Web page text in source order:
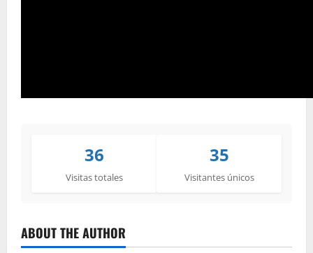
36
Visitas totales
35
Visitantes únicos
ABOUT THE AUTHOR